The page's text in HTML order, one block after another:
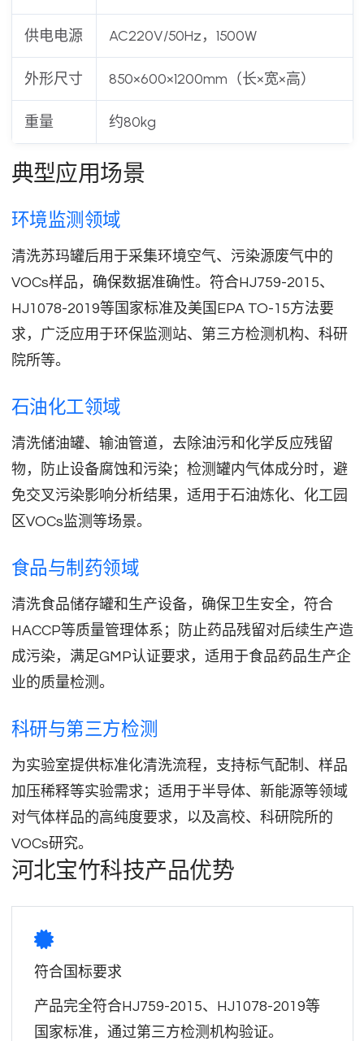
供电电源 AC220V/50Hz，1500W
外形尺寸 850×600×1200mm（长×宽×高）
重量 约80kg
典型应用场景
环境监测领域
清洗苏玛罐后用于采集环境空气、污染源废气中的
VOCs样品，确保数据准确性。符合HJ759-2015、
HJ1078-2019等国家标准及美国EPA TO-15方法要
求，广泛应用于环保监测站、第三方检测机构、科研
院所等。
石油化工领域
清洗储油罐、输油管道，去除油污和化学反应残留
物，防止设备腐蚀和污染；检测罐内气体成分时，避
免交叉污染影响分析结果，适用于石油炼化、化工园
区VOCs监测等场景。
食品与制药领域
清洗食品储存罐和生产设备，确保卫生安全，符合
HACCP等质量管理体系；防止药品残留对后续生产造
成污染，满足GMP认证要求，适用于食品药品生产企
业的质量检测。
科研与第三方检测
为实验室提供标准化清洗流程，支持标气配制、样品
加压稀释等实验需求；适用于半导体、新能源等领域
对气体样品的高纯度要求，以及高校、科研院所的
VOCs研究。
河北宝竹科技产品优势
符合国标要求
产品完全符合HJ759-2015、HJ1078-2019等
国家标准，通过第三方检测机构验证。